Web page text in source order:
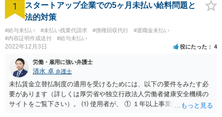
1
スタートアップ企業での5ヶ月未払い給料問題と
法的対策
#給与未払い #未払い残業代請求 #債権回収代行
#退職金未払い
#内容証明作成送付
#給与未払い
2022年12月3日 役にたった 4
労働・雇用に強い弁護士
清水 卓 弁護士
未払賃金立替払制度の適用を受けるためには、以下の要件をみたす必
要があります（詳しくは厚労省や独立行政法人労働者健康安全機構の
サイトをご覧下さい）。 ⑴ 使用者が、 ① １年以上事業活動を行って